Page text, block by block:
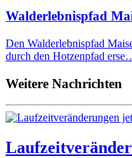
Walderlebnispfad
Den Walderlebnispfad
durch den Hotzenpfad
Weitere Nachrichten